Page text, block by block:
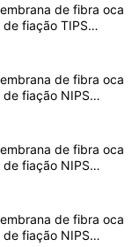
de fibra oca
fiação TIPS
de fibra oca
fiação NIPS
de fibra oca
fiação NIPS
de fibra oca
fiação NIPS